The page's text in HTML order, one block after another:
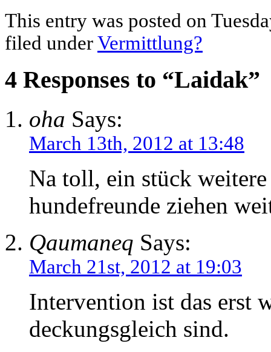
This entry was posted on
filed underVermittlung?
4 Responses to “Laidak”
oha Says:
March 13th, 2012 at 13:48
Na toll, ein stück
hundefreunde ziehen
Qaumaneq Says:
March 21st, 2012 at 19:03
Intervention ist das erst
deckungsgleich sind.